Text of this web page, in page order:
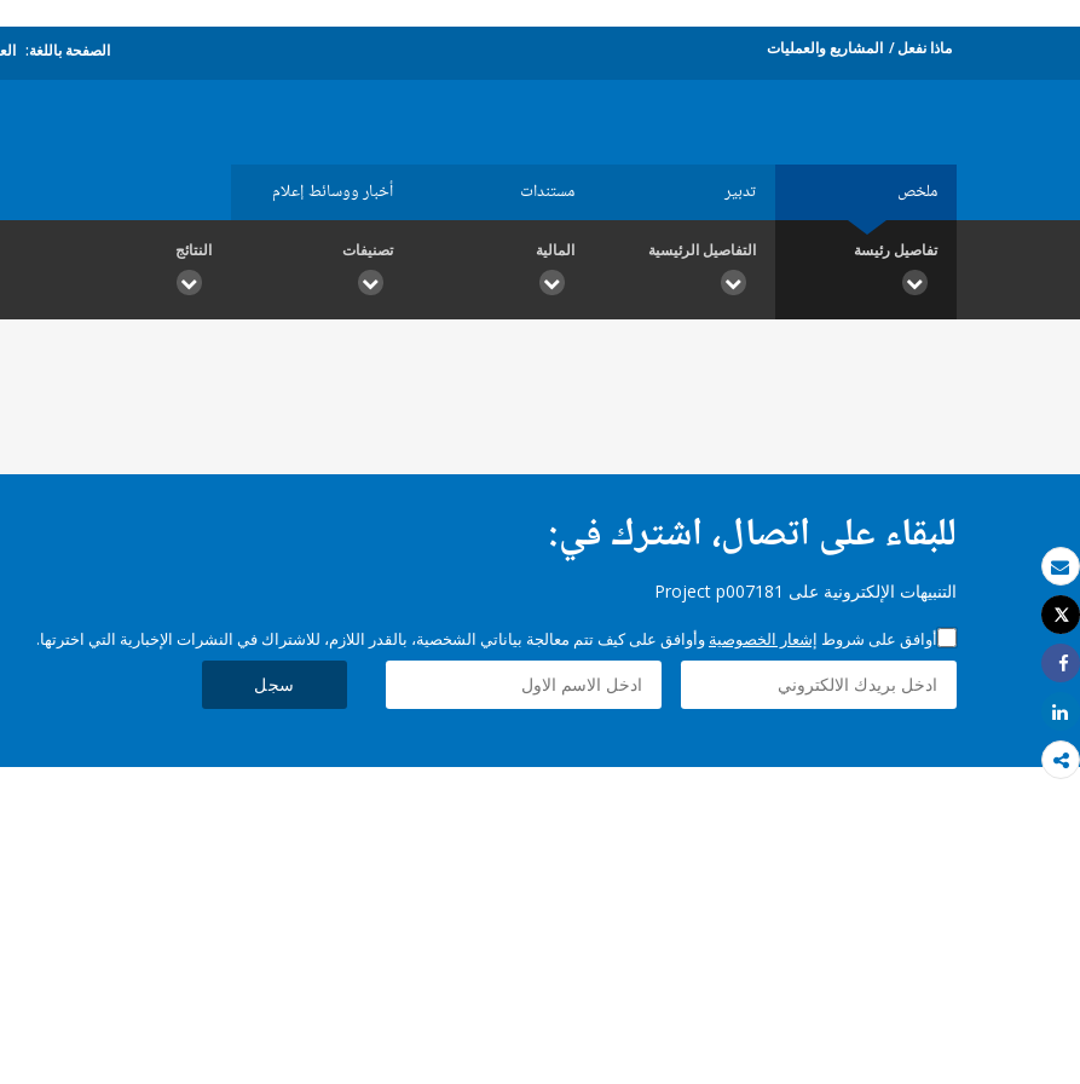
بريد الكتروني
طباعة
Tweet
Share
Share
ماذا نفعل المشاريع والعمليات الصفحة باللغة:
ملخص تدبير مستندات أخبار ووسائط إعلام
تفاصيل رئيسة التفاصيل الرئيسية المالية تصنيفات النتائج
للبقاء على اتصال، اشترك في:
التنبيهات الإلكترونية على Project p007181
أوافق على شروط إشعار الخصوصية وأوافق على كيف تتم معالجة بياناتي الشخصية، بالقدر اللازم، للاشتراك في النشرات الإخبارية التي اخترتها.
سجل